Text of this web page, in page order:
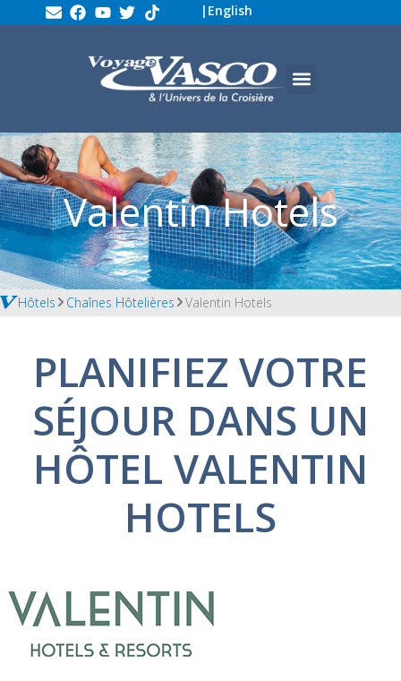
| English
Valentin Hotels
Hôtels Chaînes Hôtelières Valentin Hotels
PLANIFIEZ VOTRE
SÉJOUR DANS UN
HÔTEL VALENTIN
HOTELS